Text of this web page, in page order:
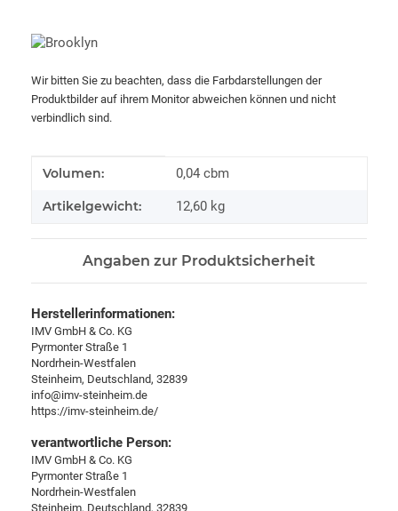
Wir bitten Sie zu beachten, dass die Farbdarstellungen der
Produktbilder auf ihrem Monitor abweichen können und nicht
verbindlich sind.
Produkteigenschaft
Wert
Volumen: 0,04 cbm
Artikelgewicht: 12,60 kg
Angaben zur Produktsicherheit
Herstellerinformationen:
IMV GmbH & Co. KG
Pyrmonter Straße 1
Nordrhein-Westfalen
Steinheim, Deutschland, 32839
info@imv-steinheim.de
https://imv-steinheim.de/
verantwortliche Person:
IMV GmbH & Co. KG
Pyrmonter Straße 1
Nordrhein-Westfalen
Steinheim, Deutschland, 32839